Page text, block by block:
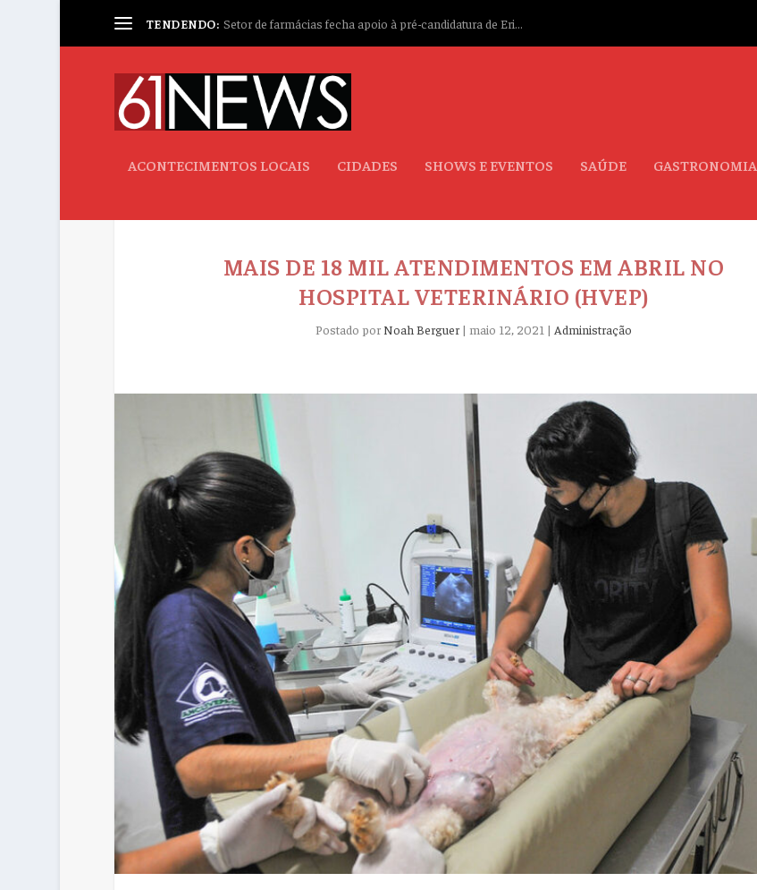
TENDENDO: Setor de farmácias fecha apoio à pré-candidatura de Eri...
ACONTECIMENTOS LOCAIS CIDADES SHOWS E EVENTOS SAÚDE GASTRONOMIA
MAIS DE 18 MIL ATENDIMENTOS EM ABRIL NO
HOSPITAL VETERINÁRIO (HVEP)
Postado por Noah Berguer| maio 12, 2021 | Administração